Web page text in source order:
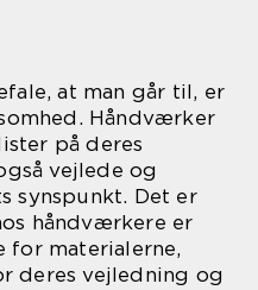
at man går til, er
Håndværker
på deres
vejlede og
synspunkt. Det er
håndværkere er
materialerne,
deres vejledning og